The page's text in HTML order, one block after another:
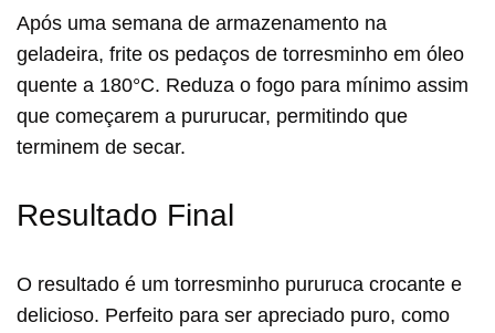
Após uma semana de armazenamento na
geladeira, frite os pedaços de torresminho em óleo
quente a 180°C. Reduza o fogo para mínimo assim
que começarem a pururucar, permitindo que
terminem de secar.
Resultado Final
O resultado é um torresminho pururuca crocante e
delicioso. Perfeito para ser apreciado puro, como